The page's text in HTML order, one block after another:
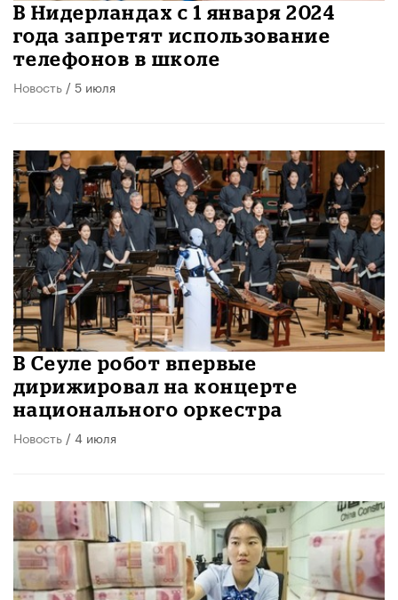
В Нидерландах с 1 января 2024
года запретят использование
телефонов в школе
Новость / 5 июля
В Сеуле робот впервые
дирижировал на концерте
национального оркестра
Новость / 4 июля